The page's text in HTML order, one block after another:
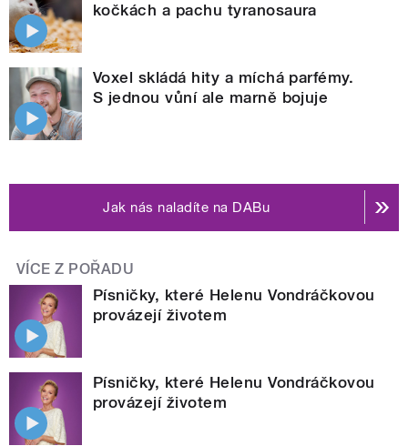
kočkách a pachu tyranosaura
Voxel skládá hity a míchá parfémy.
S jednou vůní ale marně bojuje
Jak nás naladíte na DABu
VÍCE Z POŘADU
Písničky, které Helenu Vondráčkovou
provázejí životem
Písničky, které Helenu Vondráčkovou
provázejí životem